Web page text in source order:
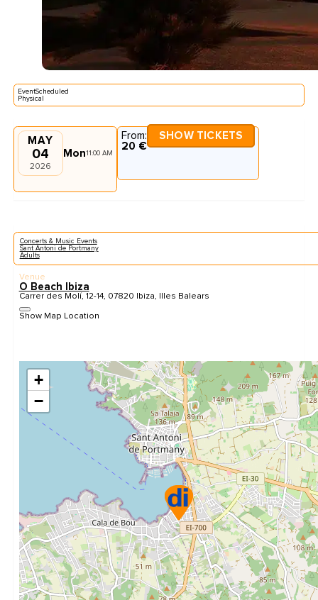
EventScheduled
Physical
MAY
04
2026
Mon11:00 AM
From:
20 €
SHOW TICKETS
Concerts & Music Events
Sant Antoni de Portmany
Adults
Venue
O Beach Ibiza
Carrer des Molí, 12-14, 07820 Ibiza, Illes Balears
Show Map Location
+
−